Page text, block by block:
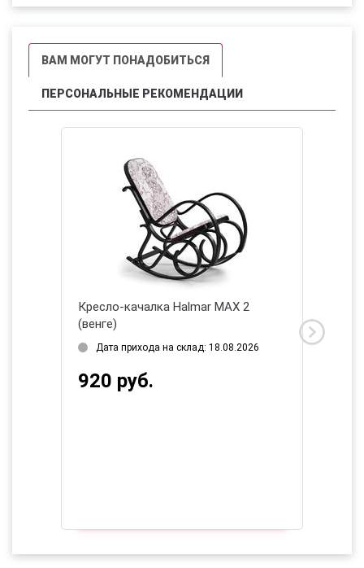
ВАМ МОГУТ ПОНАДОБИТЬСЯ
ПЕРСОНАЛЬНЫЕ РЕКОМЕНДАЦИИ
Кресло-качалка Halmar MAX 2
(венге)
Дата прихода на склад: 18.08.2026
920 руб.